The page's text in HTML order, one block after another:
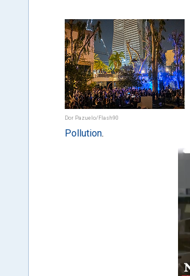
Dor Pazuelo/Flash90
Pollution.